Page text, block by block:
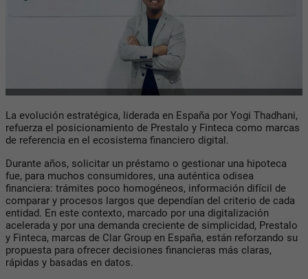
La evolución estratégica, liderada en España por Yogi Thadhani,
refuerza el posicionamiento de Prestalo y Finteca como marcas
de referencia en el ecosistema financiero digital.
Durante años, solicitar un préstamo o gestionar una hipoteca
fue, para muchos consumidores, una auténtica odisea
financiera: trámites poco homogéneos, información difícil de
comparar y procesos largos que dependían del criterio de cada
entidad. En este contexto, marcado por una digitalización
acelerada y por una demanda creciente de simplicidad, Prestalo
y Finteca, marcas de Clar Group en España, están reforzando su
propuesta para ofrecer decisiones financieras más claras,
rápidas y basadas en datos.